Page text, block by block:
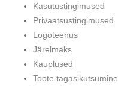
Kasutustingimused
Privaatsustingimused
Logoteenus
Järelmaks
Kauplused
Toote tagasikutsumine